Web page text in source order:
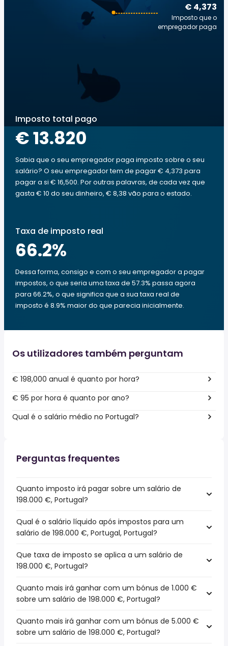
€ 4,373
Imposto que o
empregador paga
Imposto total pago
€ 13.820
Sabia que o seu empregador paga imposto sobre o seu
salário? O seu empregador tem de pagar € 4,373 para
pagar a si € 16,500. Por outras palavras, de cada vez que
gasta € 10 do seu dinheiro, € 8,38 vão para o estado.
Taxa de imposto real
66.2%
Dessa forma, consigo e com o seu empregador a pagar
impostos, o que seria uma taxa de 57.3% passa agora
para 66.2%, o que significa que a sua taxa real de
imposto é 8.9% maior do que parecia inicialmente.
Os utilizadores também perguntam
€ 198,000 anual é quanto por hora?
€ 95 por hora é quanto por ano?
Qual é o salário médio no Portugal?
Perguntas frequentes
Quanto imposto irá pagar sobre um salário de
198.000 €, Portugal?
Qual é o salário líquido após impostos para um
salário de 198.000 €, Portugal, Portugal?
Que taxa de imposto se aplica a um salário de
198.000 €, Portugal?
Quanto mais irá ganhar com um bónus de 1.000 €
sobre um salário de 198.000 €, Portugal?
Quanto mais irá ganhar com um bónus de 5.000 €
sobre um salário de 198.000 €, Portugal?